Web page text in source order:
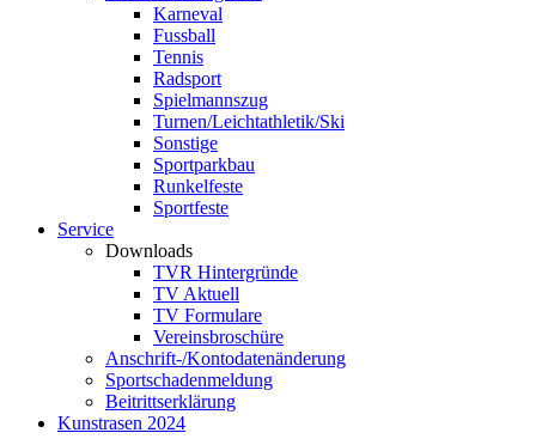
Karneval
Fussball
Tennis
Radsport
Spielmannszug
Turnen/Leichtathletik/Ski
Sonstige
Sportparkbau
Runkelfeste
Sportfeste
Service
Downloads
TVR Hintergründe
TV Aktuell
TV Formulare
Vereinsbroschüre
Anschrift-/Kontodatenänderung
Sportschadenmeldung
Beitrittserklärung
Kunstrasen 2024